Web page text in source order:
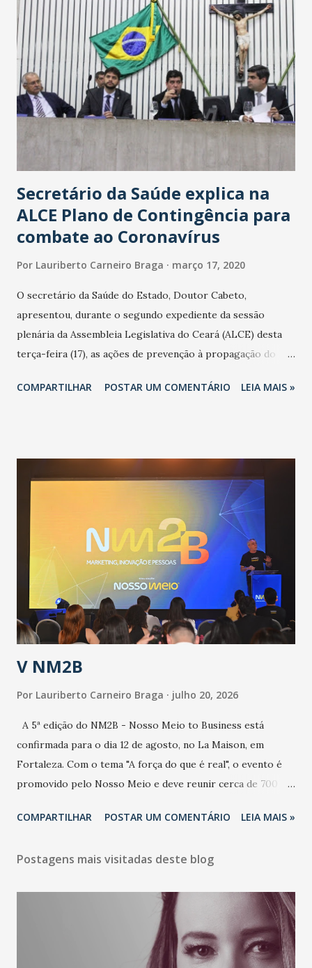
Secretário da Saúde explica na
ALCE Plano de Contingência para
combate ao Coronavírus
Por Lauriberto Carneiro Braga março 17, 2020
O secretário da Saúde do Estado, Doutor Cabeto,
apresentou, durante o segundo expediente da sessão
plenária da Assembleia Legislativa do Ceará (ALCE) desta
terça-feira (17), as ações de prevenção à propagação do
adotadas pelo Governo do Estado na contenção da
população suspeita e de cuidados com os ambientes
públicos e domiciliares. “Nós não estamos vivendo uma
epidemia comum, como temos em todos os anos, com
aumento de casos de dengue, influenza ou H1N1. Trata-se
de uma epidemia com um vírus diferente, com um poder de
contaminação maior que outros coronavírus”, apontou o
secretário. Segundo ele, é uma epidemia com chance de
contaminação alta, podendo gerar um grande risco à
população e ao sistema de saúde. “Precisamos saber fazer a
estratificação do risco da doença, para não so...
COMPARTILHAR POSTAR UM COMENTÁRIO LEIA MAIS »
V NM2B
Por Lauriberto Carneiro Braga julho 20, 2026
A 5ª edição do NM2B - Nosso Meio to Business está
confirmada para o dia 12 de agosto, no La Maison, em
Fortaleza. Com o tema "A força do que é real", o evento é
promovido pelo Nosso Meio e deve reunir cerca de 700
e lideranças do Mercado Nacional. Desde 2022, o NM2B
de negócios do Nordeste, reunindo profissionais de marcas
LinkedIn, VISA, Grupo 3corações, TikTok e M. Dias Branco.
A nova edição chega em um momento em que autenticidade
e consistência ganham peso nas conversas sobre marca,
liderança e estratégia. - Vivemos um momento em que todo
COMPARTILHAR POSTAR UM COMENTÁRIO LEIA MAIS »
Postagens mais visitadas deste blog